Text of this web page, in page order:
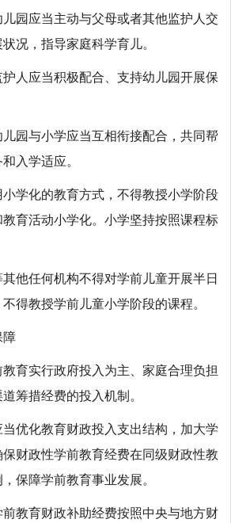
园应当主动与父母或者其他监护人交
况，指导家庭科学育儿。
人应当积极配合、支持幼儿园开展保
园与小学应当互相衔接配合，共同帮
入学适应。
学化的教育方式，不得教授小学阶段
育活动小学化。小学坚持按照课程标
他任何机构不得对学前儿童开展半日
得教授学前儿童小学阶段的课程。
育实行政府投入为主、家庭合理负担
筹措经费的投入机制。
优化教育财政投入支出结构，加大学
财政性学前教育经费在同级财政性教
保障学前教育事业发展。
教育财政补助经费按照中央与地方财